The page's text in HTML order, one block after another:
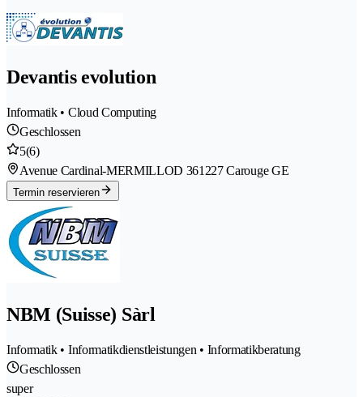
Devantis evolution
Informatik • Cloud Computing
Geschlossen
5(6)
Avenue Cardinal-MERMILLOD 361227 Carouge GE
Termin reservieren
NBM (Suisse) Sàrl
Informatik • Informatikdienstleistungen • Informatikberatung
Geschlossen
super